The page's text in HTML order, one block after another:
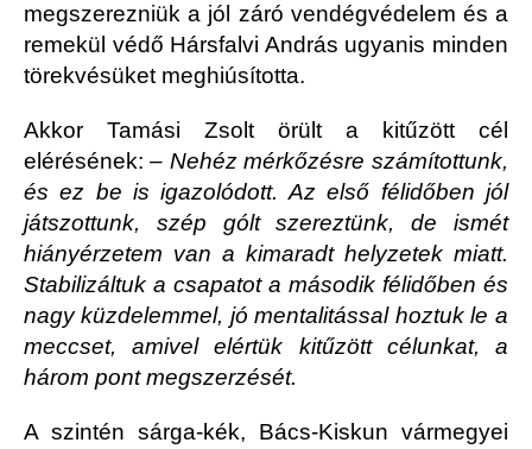
megszerezniük a jól záró vendégvédelem és a
remekül védő Hársfalvi András ugyanis minden
törekvésüket meghiúsította.
Akkor Tamási Zsolt örült a kitűzött cél
elérésének:– Nehéz mérkőzésre számítottunk,
és ez be is igazolódott. Az első félidőben jól
játszottunk, szép gólt szereztünk, de ismét
hiányérzetem van a kimaradt helyzetek miatt.
Stabilizáltuk a csapatot a második félidőben és
nagy küzdelemmel, jó mentalitással hoztuk le a
meccset, amivel elértük kitűzött célunkat, a
három pont megszerzését.
A szintén sárga-kék, Bács-Kiskun vármegyei